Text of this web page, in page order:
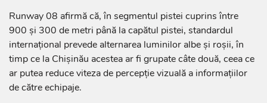
Runway 08 afirmă că, în segmentul pistei cuprins între
900 și 300 de metri până la capătul pistei, standardul
internațional prevede alternarea luminilor albe și roșii, în
timp ce la Chișinău acestea ar fi grupate câte două, ceea ce
ar putea reduce viteza de percepție vizuală a informațiilor
de către echipaje.